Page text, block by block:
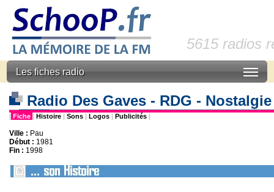
5615 radios
Les fiches radio
Radio Des Gaves - RDG -
| Fiche | Histoire | Sons | Logos | Publicités |
Ville : Pau
Début : 1981
Fin : 1998